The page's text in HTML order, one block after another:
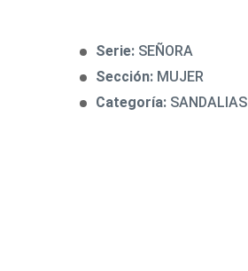
Serie: SEÑORA
Sección: MUJER
Categoría: SANDALIAS